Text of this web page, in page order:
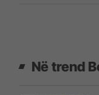
Në trend